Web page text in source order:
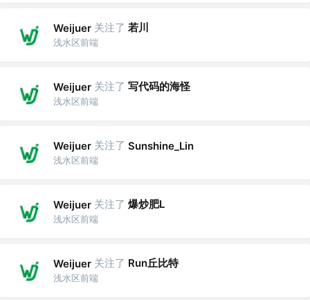
Weijuer 关注了 若川
浅水区前端
Weijuer 关注了 写代码的海怪
浅水区前端
Weijuer 关注了 Sunshine_Lin
浅水区前端
Weijuer 关注了 爆炒肥L
浅水区前端
Weijuer 关注了 Run丘比特
浅水区前端